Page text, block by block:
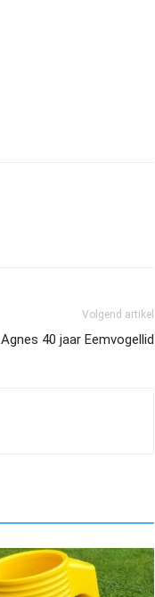
Volgend artikel
Agnes 40 jaar Eemvogellid